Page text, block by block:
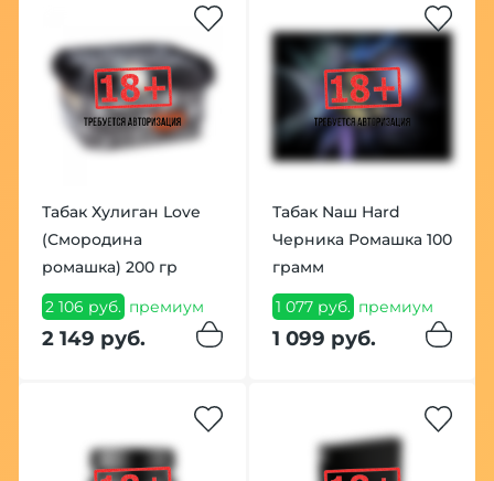
Табак Хулиган Love
(Смородина
ромашка) 200 гр
2 106 руб. премиум
2 149 руб.
Табак Nаш Hard
Черника Ромашка 100
грамм
1 077 руб. премиум
1 099 руб.